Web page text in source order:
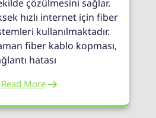
çözülmesini sağlar.
hızlı internet için fiber
kullanılmaktadır.
fiber kablo kopması,
hatası
Read More